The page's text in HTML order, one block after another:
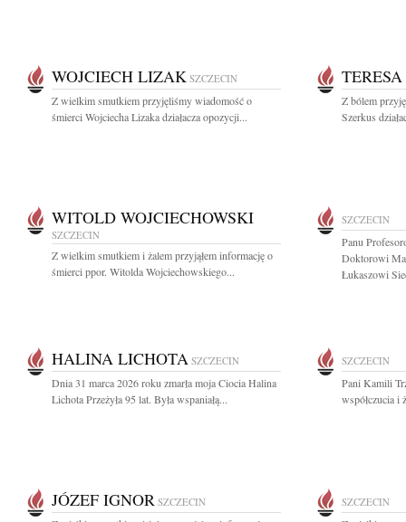
WOJCIECH LIZAK SZCZECIN
Z wielkim smutkiem przyjęliśmy wiadomość o
śmierci Wojciecha Lizaka działacza opozycji...
Z bólem
Szerkus
WITOLD WOJCIECHOWSKI
SZCZECIN
Z wielkim smutkiem i żalem przyjąłem informację o
śmierci ppor. Witolda Wojciechowskiego...
SZCZECIN
Panu
Doktorowi
Łukaszowi
HALINA LICHOTA SZCZECIN
Dnia 31 marca 2026 roku zmarła moja Ciocia Halina
Lichota Przeżyła 95 lat. Była wspaniałą...
SZCZECIN
Pani Kamili
współczucia i
JÓZEF IGNOR SZCZECIN SZCZECIN